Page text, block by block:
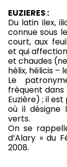
EUZIERES :
Du latin ilex,
connue sous
court, aux
et qui
et chaudes
hélix, hélicis –
Le
fréquent dans
Euzière) ; il
où il désigne
verts.
On se
d’Alary » du
2008.